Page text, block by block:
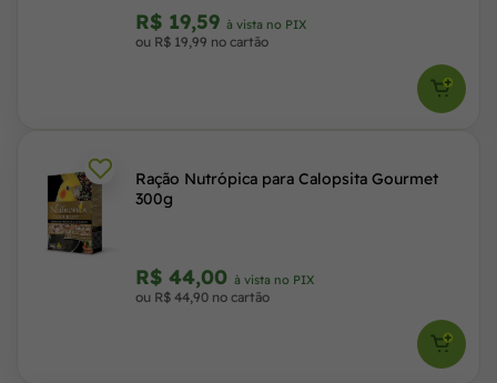
R$ 19,59 à vista no PIX
ou R$ 19,99 no cartão
Ração Nutrópica para Calopsita Gourmet
300g
R$ 44,00 à vista no PIX
ou R$ 44,90 no cartão